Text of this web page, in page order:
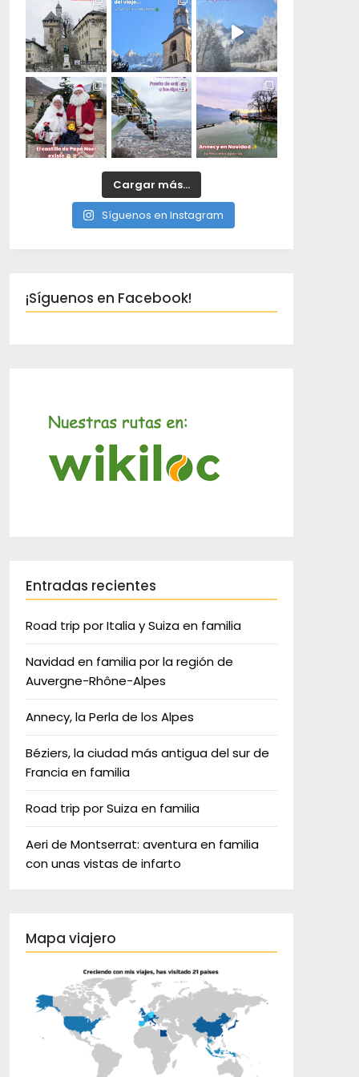
Cargar más...
Síguenos en Instagram
¡Síguenos en Facebook!
Entradas recientes
Road trip por Italia y Suiza en familia
Navidad en familia por la región de
Auvergne-Rhône-Alpes
Annecy, la Perla de los Alpes
Béziers, la ciudad más antigua del sur de
Francia en familia
Road trip por Suiza en familia
Aeri de Montserrat: aventura en familia
con unas vistas de infarto
Mapa viajero